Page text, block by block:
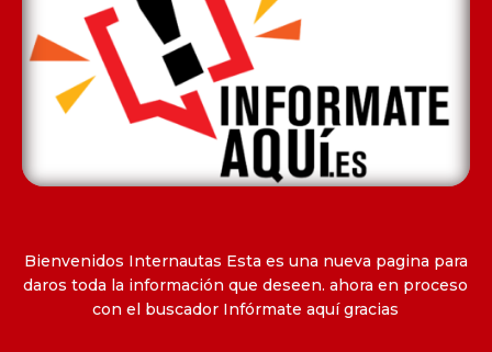
Bienvenidos Internautas Esta es una nueva pagina para
daros toda la información que deseen. ahora en proceso
con el buscador Infórmate aquí gracias